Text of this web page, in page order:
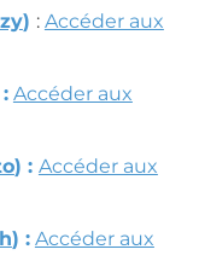
) : Accéder aux
Accéder aux
) : Accéder aux
) : Accéder aux